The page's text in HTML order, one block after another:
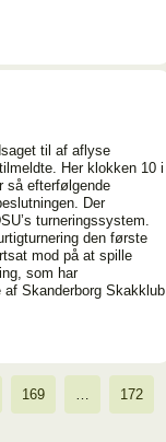
til af aflyse
Her klokken 10 i
så efterfølgende
Der
turneringssystem.
den første
mod på at spille
som har
Skanderborg Skakklub
169 … 172